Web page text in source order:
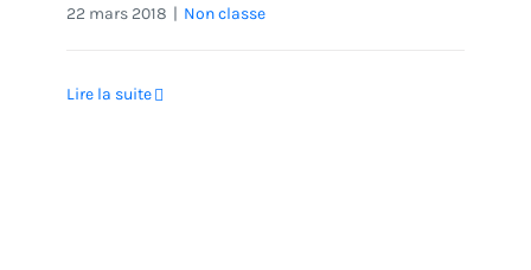
22 mars 2018 | Non classe
Lire la suite